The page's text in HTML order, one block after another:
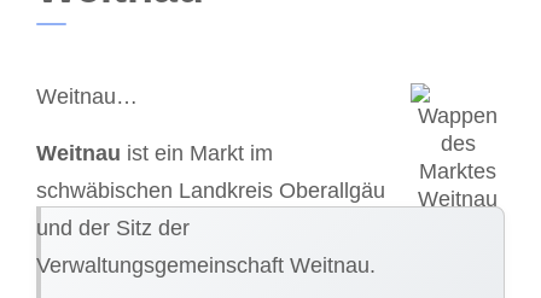
Weitnau…
Weitnau ist ein Markt im
schwäbischen Landkreis Oberallgäu
und der Sitz der
Verwaltungsgemeinschaft Weitnau.